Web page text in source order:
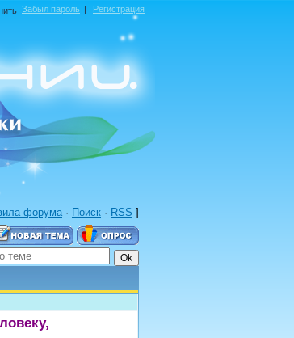
Забыл пароль | Регистрация
форума · Поиск · RSS ]